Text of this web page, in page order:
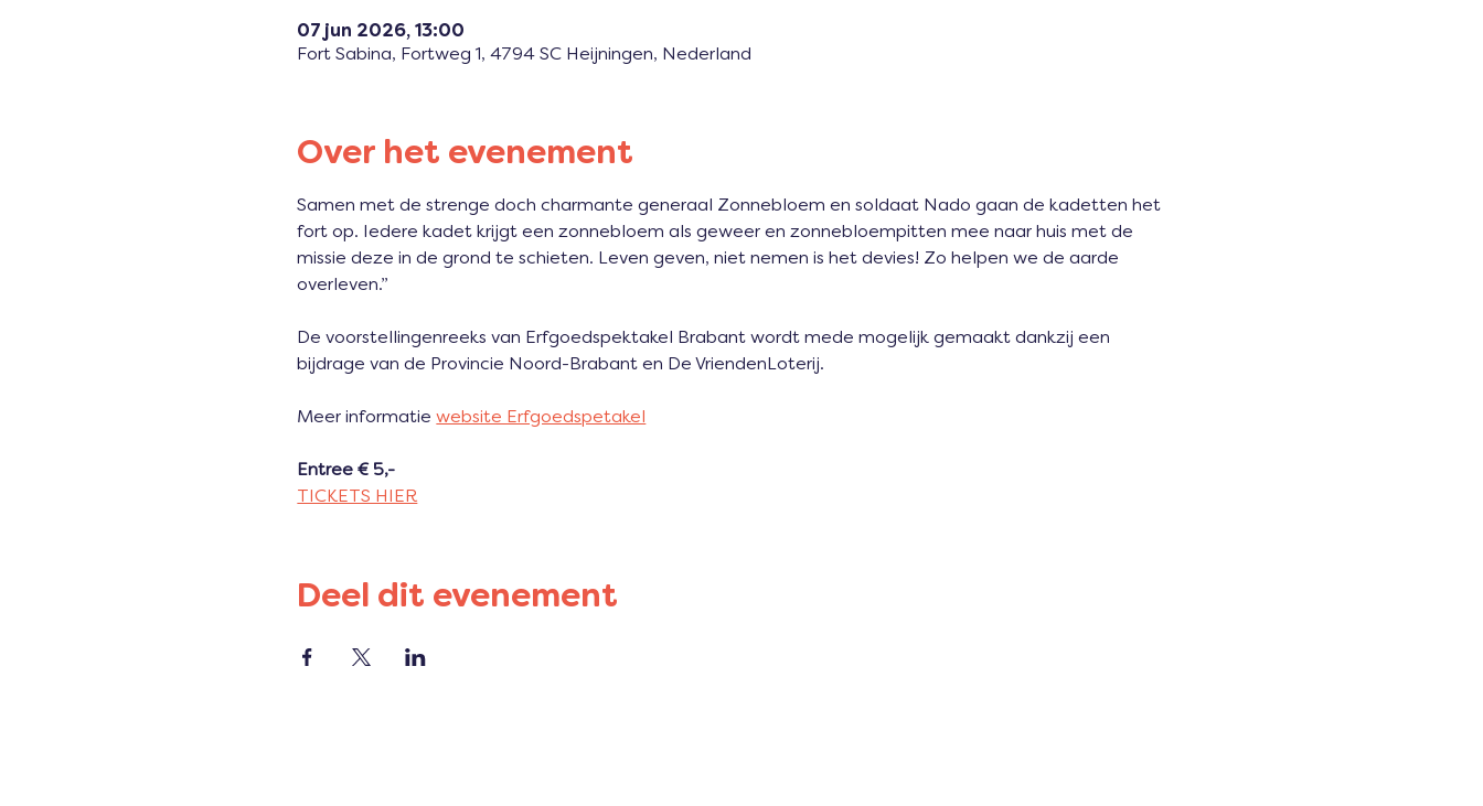
07 jun 2026, 13:00
Fort Sabina, Fortweg 1, 4794 SC Heijningen, Nederland
Over het evenement
Samen met de strenge doch charmante generaal Zonnebloem en soldaat Nado gaan de kadetten het
fort op. Iedere kadet krijgt een zonnebloem als geweer en zonnebloempitten mee naar huis met de
missie deze in de grond te schieten. Leven geven, niet nemen is het devies! Zo helpen we de aarde
overleven.”
De voorstellingenreeks van Erfgoedspektakel Brabant wordt mede mogelijk gemaakt dankzij een
bijdrage van de Provincie Noord-Brabant en De VriendenLoterij.
Meer informatie website Erfgoedspetakel
Entree € 5,-
TICKETS HIER
Deel dit evenement